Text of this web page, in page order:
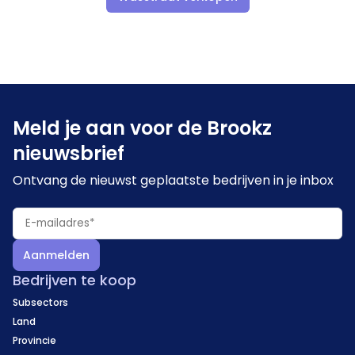
Meld je aan voor de Brookz
nieuwsbrief
Ontvang de nieuwst geplaatste bedrijven in je inbox
Aanmelden
Bedrijven te koop
Subsectors
Land
Provincie